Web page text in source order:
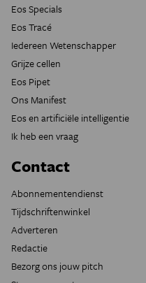
Eos Specials
Eos Tracé
Iedereen Wetenschapper
Grijze cellen
Eos Pipet
Ons Manifest
Eos en artificiële intelligentie
Ik heb een vraag
Contact
Abonnementendienst
Tijdschriftenwinkel
Adverteren
Redactie
Bezorg ons jouw pitch